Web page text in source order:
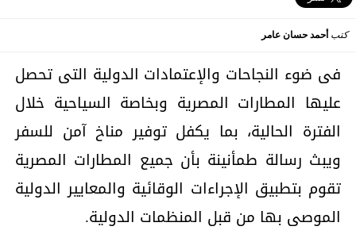
كتب أحمد حسان عامر
فى ضوء النجاحات والإعتمادات الدولية التى تحصل
عليها المطارات المصرية وبخاصة السياحية خلال
الفترة الحالية، بما يكفل توفير مناخ آمن للسفر
ويبث رسالة طمأنينة بأن جميع المطارات المصرية
تقوم بتطبيق الإجراءات الوقائية والمعايير الدولية
الموصى بها من قبل المنظمات الدولية.